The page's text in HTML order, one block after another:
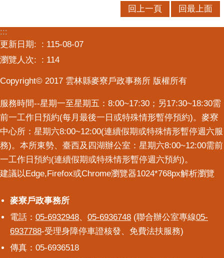
息
題
區
公
開
資
訊
意
交
流
關
回上一頁 回最上面
:::
更新日期:
115-08-07
瀏覽人次:
114
Copyright© 2017 雲林縣麥寮戶政事務所 版權所有
服務時間--星期一至星期五：8:00~17:30；另17:30~18:30需
前一工作日預約(每月最後一日或特殊情形暫停預約)。麥寮
中心所：星期六8:00~12:00(連續假期或特殊情形暫停週六服
務)。本所東勢、臺西及四湖辦公室：星期六8:00~12:00需前
一工作日預約(連續假期或特殊情形暫停週六預約)。
建議以Edge,Firefox或Chrome瀏覽器1024*768px解析瀏覽
麥寮戶政事務所
麥寮戶政事務所
電話： 05-6932948、 05-6936748 (聯合辦公室專線05-
6937788-受理身障停車證核發、免費法扶服務)
傳真：05-6936518